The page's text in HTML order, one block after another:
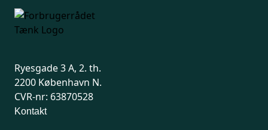
Ryesgade 3 A, 2. th.
2200 København N.
CVR-nr: 63870528
Kontakt